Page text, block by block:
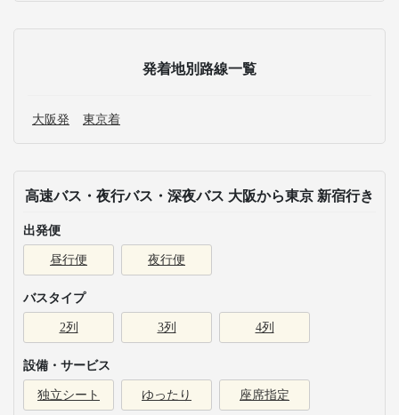
発着地別路線一覧
大阪発 東京着
高速バス・夜行バス・深夜バス 大阪から東京 新宿行き
出発便
昼行便 夜行便
バスタイプ
2列 3列 4列
設備・サービス
独立シート ゆったり 座席指定